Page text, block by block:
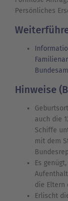
Persönliches
Hinweise
auch die
Schiffe
mit dem
Es
die Eltern
Erlischt